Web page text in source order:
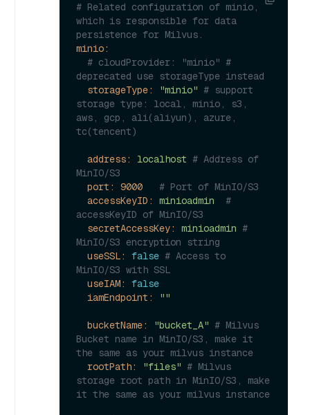
# Related configuration of minio,
which is responsible for data
persistence for Milvus.
minio:
# cloudProvider: "minio" #
deprecated use storageType instead
storageType:
"minio" # support
storage type: local, minio, s3,
aws, gcp, ali(aliyun), azure,
tc(tencent)
address: localhost # Address of
MinIO/S3
port:
9000
# Port of MinIO/S3
accessKeyID:
minioadmin
#
accessKeyID of MinIO/S3
secretAccessKey:
minioadmin #
MinIO/S3 encryption string
useSSL:
false # Access to
MinIO/S3 with SSL
useIAM:
false
iamEndpoint:
""
bucketName: "bucket_A" # Milvus
Bucket name in MinIO/S3, make it
the same as your milvus instance
rootPath:
"files" # Milvus
storage root path in MinIO/S3, make
it the same as your milvus instance